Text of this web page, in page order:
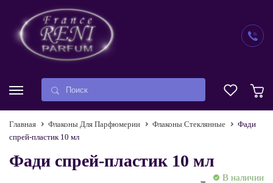
Главная Флаконы Для Парфюмерии Флаконы Стеклянные
Фади
спрей-пластик 10 мл
Фади спрей-пластик 10 мл
В наличии